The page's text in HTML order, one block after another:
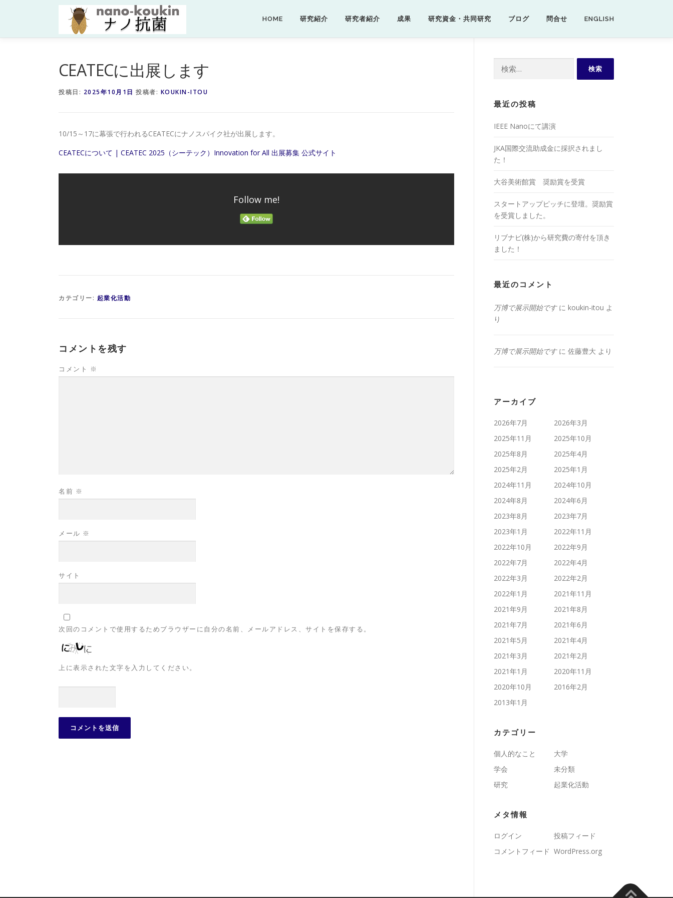
ン
HOME 研究紹介 研究者紹介 成果 研究資金・共同研究 ブログ 問合せ ENGLISH
CEATECに出展します
投稿日: 2025年10月1日 投稿者: KOUKIN-ITOU
10/15～17に幕張で行われるCEATECにナノスパイク社が出展します。
CEATECについて | CEATEC 2025（シーテック）Innovation for All 出展募集 公式サイト
Follow me!
カテゴリー: 起業化活動
コメントを残す
コメント ※
名前 ※
メール ※
サイト
次回のコメントで使用するためブラウザーに自分の名前、メールアドレス、サイトを保存する。
上に表示された文字を入力してください。
最近の投稿
IEEE Nanoにて講演
JKA国際交流助成金に採択されまし
た！
大谷美術館賞 奨励賞を受賞
スタートアップピッチに登壇。奨励賞
を受賞しました。
リブナビ(株)から研究費の寄付を頂き
ました！
最近のコメント
万博で展示開始ですに koukin-itou よ
り
万博で展示開始ですに 佐藤豊大 より
アーカイブ
2026年7月
2026年3月
2025年11月
2025年10月
2025年8月
2025年4月
2025年2月
2025年1月
2024年11月
2024年10月
2024年8月
2024年6月
2023年8月
2023年7月
2023年1月
2022年11月
2022年10月
2022年9月
2022年7月
2022年4月
2022年3月
2022年2月
2022年1月
2021年11月
2021年9月
2021年8月
2021年7月
2021年6月
2021年5月
2021年4月
2021年3月
2021年2月
2021年1月
2020年11月
2020年10月
2016年2月
2013年1月
カテゴリー
個人的なこと
大学
学会
未分類
研究
起業化活動
メタ情報
ログイン
投稿フィード
コメントフィード WordPress.org